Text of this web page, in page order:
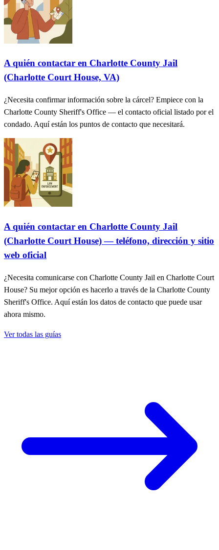
A quién contactar en Charlotte County Jail
(Charlotte Court House, VA)
¿Necesita confirmar información sobre la cárcel? Empiece con la
Charlotte County Sheriff's Office — el contacto oficial listado por el
condado. Aquí están los puntos de contacto que necesitará.
A quién contactar en Charlotte County Jail
(Charlotte Court House) — teléfono, dirección y sitio
web oficial
¿Necesita comunicarse con Charlotte County Jail en Charlotte Court
House? Su mejor opción es hacerlo a través de la Charlotte County
Sheriff's Office. Aquí están los datos de contacto que puede usar
ahora mismo.
Ver todas las guías